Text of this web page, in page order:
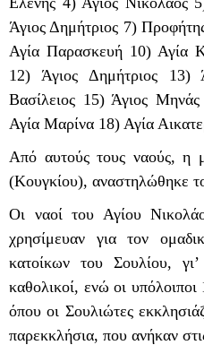
Άγιος Δημήτριος 7)
Αγία Παρασκευή 10) Αγία
12) Άγιος Δημήτριος 13)
Βασίλειος 15) Άγιος
Αγία Μαρίνα 18) Αγία
Από αυτούς τους ναούς, η
(Κουγκίου), αναστηλώθηκε
Οι ναοί του Αγίου
χρησίμευαν για τον
κατοίκων του Σουλίου,
καθολικοί, ενώ οι υπόλοιποι
όπου οι Σουλιώτες
παρεκκλήσια, που ανήκαν